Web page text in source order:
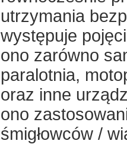
utrzymania
występuje
ono zarówno
paralotnia,
oraz inne
ono
śmigłowców /